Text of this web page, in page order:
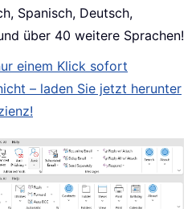
Spanisch, Deutsch,
über 40 weitere Sprachen!
einem Klick sofort
– laden Sie jetzt herunter